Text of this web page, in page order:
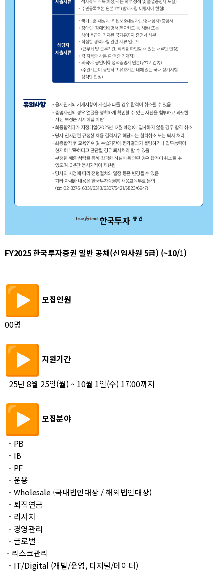
FY2025 한국투자증권 일반 공채(신입사원 5급) (~10/1)
모집인원
00명
지원기간
25년 8월 25일(월) ~ 10월 1일(수) 17:00까지
모집분야
- PB
- IB
- PF
- 운용
- Wholesale (국내법인대상 / 해외법인대상)
- 퇴직연금
- 리서치
- 경영관리
- 글로벌
- 리스크관리
- IT/Digital (개발/운영, 디지털/데이터)